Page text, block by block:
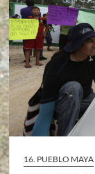
16. PUEBLO MAYA